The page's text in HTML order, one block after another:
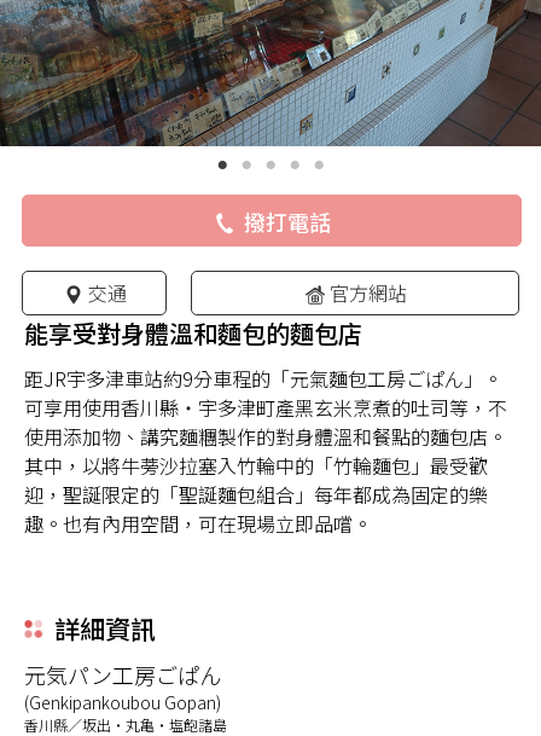
撥打電話
交通 官方網站
能享受對身體溫和麵包的麵包店
距JR宇多津車站約9分車程的「元氣麵包工房ごぱん」。
可享用使用香川縣・宇多津町產黑玄米烹煮的吐司等，不
使用添加物、講究麵糰製作的對身體溫和餐點的麵包店。
其中，以將牛蒡沙拉塞入竹輪中的「竹輪麵包」最受歡
迎，聖誕限定的「聖誕麵包組合」每年都成為固定的樂
趣。也有內用空間，可在現場立即品嚐。
詳細資訊
元気パン工房ごぱん
(Genkipankoubou Gopan)
香川縣／坂出・丸亀・塩飽諸島